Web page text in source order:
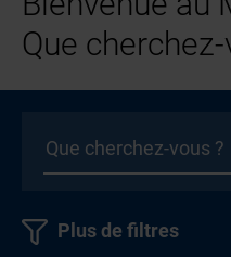
Que
Plus de filtres